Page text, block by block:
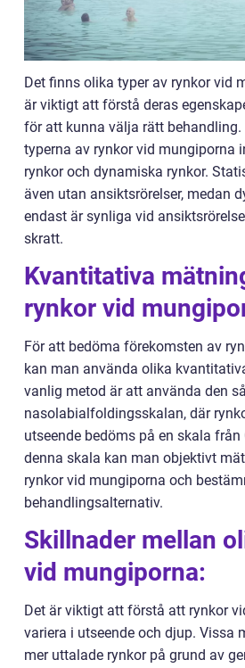
Det finns olika typer av rynkor vid
är viktigt att förstå deras
för att kunna välja rätt behandling.
typerna av rynkor vid mungiporna
rynkor och dynamiska rynkor.
även utan ansiktsrörelser, medan
endast är synliga vid
skratt.
Kvantitativa
rynkor vid
För att bedöma förekomsten av
kan man använda olika
vanlig metod är att använda den
nasolabialfoldingsskalan, där
utseende bedöms på en skala
denna skala kan man objektivt
rynkor vid mungiporna och
behandlingsalternativ.
Skillnader mellan
vid mungiporna:
Det är viktigt att förstå att rynkor
variera i utseende och djup. Vissa
mer uttalade rynkor på grund av